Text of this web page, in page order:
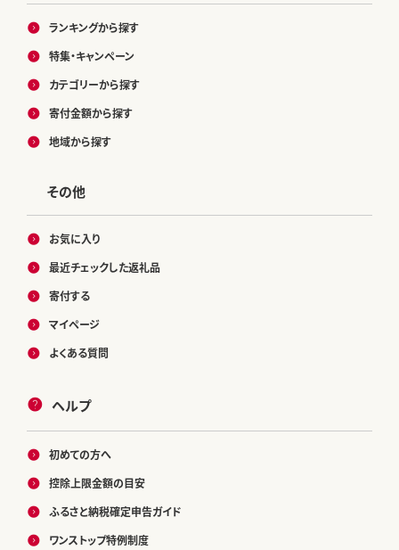
ランキングから探す
特集・キャンペーン
カテゴリーから探す
寄付金額から探す
地域から探す
その他
お気に入り
最近チェックした返礼品
寄付する
マイページ
よくある質問
ヘルプ
初めての方へ
控除上限金額の目安
ふるさと納税確定申告ガイド
ワンストップ特例制度